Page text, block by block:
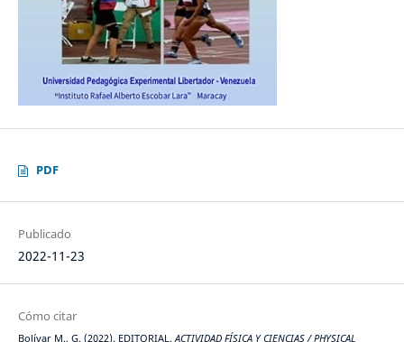
PDF
Publicado
2022-11-23
Cómo citar
Bolívar M., G. (2022). EDITORIAL.ACTIVIDAD FÍSICA Y CIENCIAS / PHYSICAL